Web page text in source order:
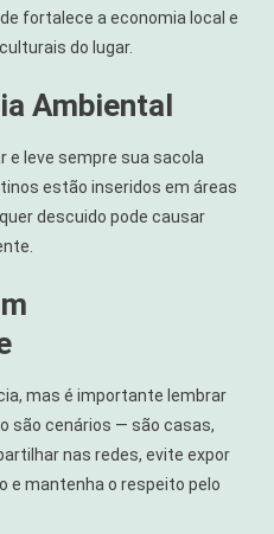
fortalece a economia local e
do lugar.
Ambiental
e leve sempre sua sacola
estão inseridos em áreas
descuido pode causar
mas é importante lembrar
são cenários — são casas,
nas redes, evite expor
e mantenha o respeito pelo